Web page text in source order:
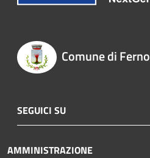
Comune di Ferno
SEGUICI SU
AMMINISTRAZIONE